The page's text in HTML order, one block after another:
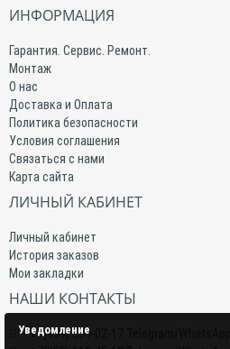
ИНФОРМАЦИЯ
Гарантия. Сервис. Ремонт.
Монтаж
О нас
Доставка и Оплата
Политика безопасности
Условия соглашения
Связаться с нами
Карта сайта
ЛИЧНЫЙ КАБИНЕТ
Личный кабинет
История заказов
Мои закладки
НАШИ КОНТАКТЫ
+7(959) 509-02-17 Telegram/WhatsApp
Уведомление